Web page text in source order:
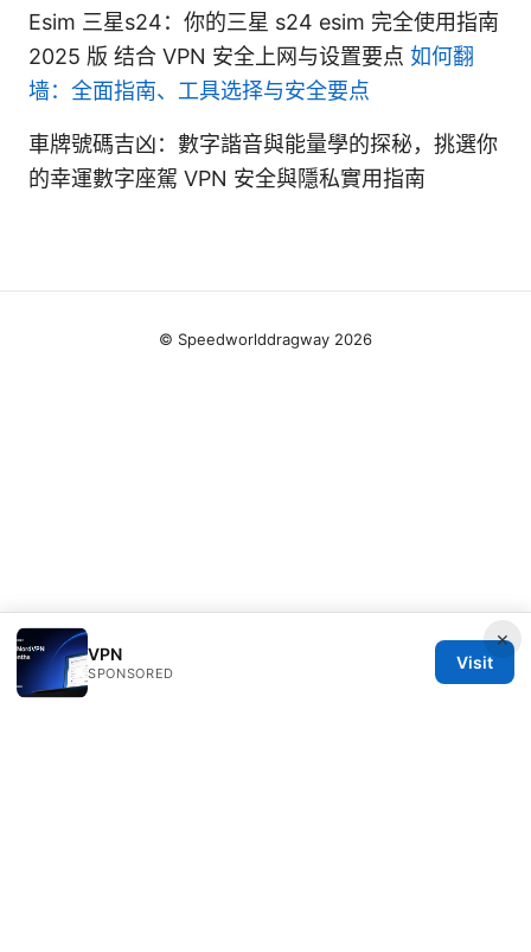
Esim 三星s24：你的三星 s24 esim 完全使用指南
2025 版 结合 VPN 安全上网与设置要点 如何翻
墙：全面指南、工具选择与安全要点
車牌號碼吉凶：數字諧音與能量學的探秘，挑選你
的幸運數字座駕 VPN 安全與隱私實用指南
×
VPN
SPONSORED
Visit
© Speedworlddragway 2026